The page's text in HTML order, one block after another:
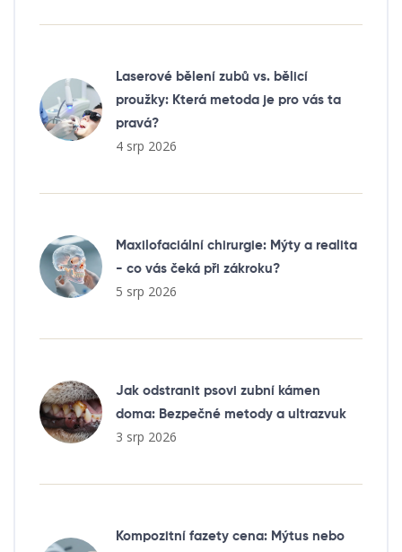
Laserové bělení zubů vs. bělicí
proužky: Která metoda je pro vás ta
pravá?
4 srp 2026
Maxilofaciální chirurgie: Mýty a realita
- co vás čeká při zákroku?
5 srp 2026
Jak odstranit psovi zubní kámen
doma: Bezpečné metody a ultrazvuk
3 srp 2026
Kompozitní fazety cena: Mýtus nebo